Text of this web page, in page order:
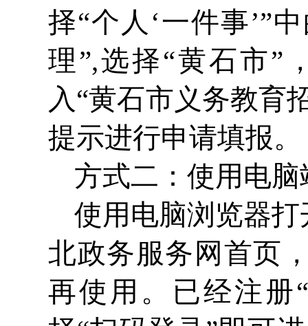
择“个人‘一件事’”
理”,选择“黄石市”
入“黄石市义务教育
提示进行申请填报。
方式二：使用电
使用电脑浏览器打
北政务服务网首页
再使用。已经注册